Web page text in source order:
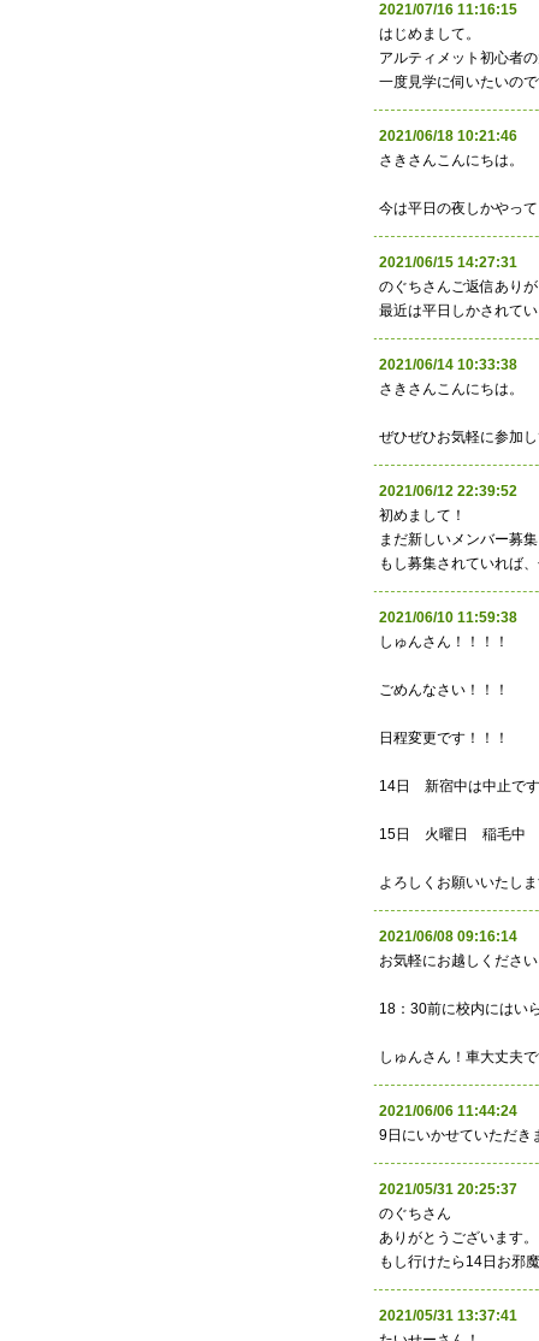
2021/07/16 11:16:15
はじめまして。
アルティメット初心者
一度見学に伺いたいの
2021/06/18 10:21:46
さきさんこんにちは。
今は平日の夜しかやっ
2021/06/15
のぐちさんご返信あり
最近は平日しかされて
2021/06/14 10:33:38
さきさんこんにちは。
ぜひぜひお気軽に参加
2021/06/12
初めまして！
まだ新しいメンバー募
もし募集されていれば
2021/06/10 11:59:38
しゅんさん！！！！
ごめんなさい！！！
日程変更です！！！
14日 新宿中は中止で
15日 火曜日 稲毛中
よろしくお願いいたし
2021/06/08 09:16:14
お気軽にお越しくださ
18：30前に校内にはい
しゅんさん！車大丈夫
2021/06/06 11:44:24
9日にいかせていただき
2021/05/31 20:25:37
のぐちさん
ありがとうございます。
もし行けたら14日お邪
2021/05/31 13:37:41